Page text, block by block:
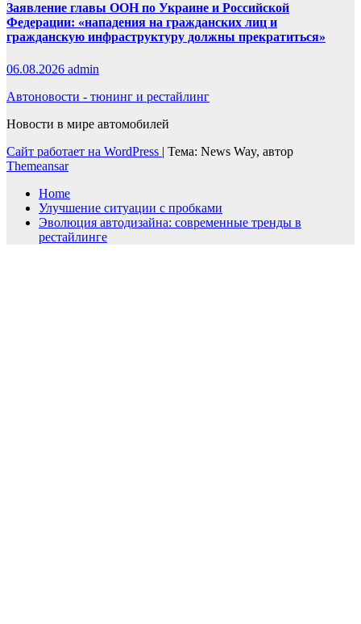
Заявление главы ООН по Украине и Российской
Федерации: «нападения на гражданских лиц и
гражданскую инфраструктуру должны прекратиться»
06.08.2026 admin
Автоновости - тюнинг и рестайлинг
Новости в мире автомобилей
Сайт работает на WordPress | Тема: News Way, автор
Themeansar
Home
Улучшение ситуации с пробками
Эволюция автодизайна: современные тренды в
рестайлинге